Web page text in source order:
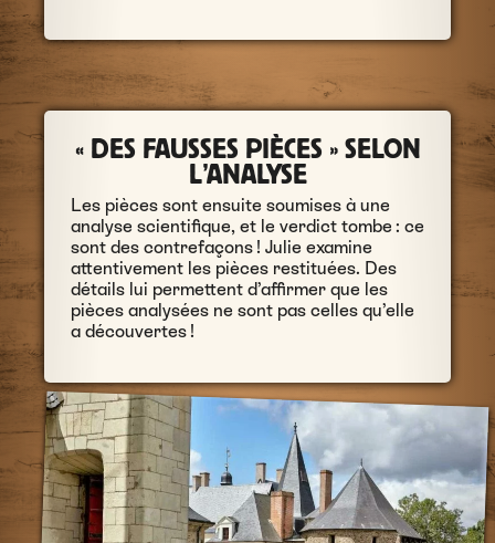
« DES FAUSSES PIÈCES » SELON
L’ANALYSE
Les pièces sont ensuite soumises à une
analyse scientifique, et le verdict tombe : ce
sont des contrefaçons ! Julie examine
attentivement les pièces restituées. Des
détails lui permettent d’affirmer que les
pièces analysées ne sont pas celles qu’elle
a découvertes !